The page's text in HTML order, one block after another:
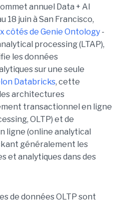
annuel Data + AI
18 juin à San Francisco,
côtés de Genie Ontology-
processing (LTAP),
les données
sur une seule
Databricks, cette
architectures
transactionnel en ligne
OLTP) et de
ligne (online analytical
généralement les
et analytiques dans des
de données OLTP sont